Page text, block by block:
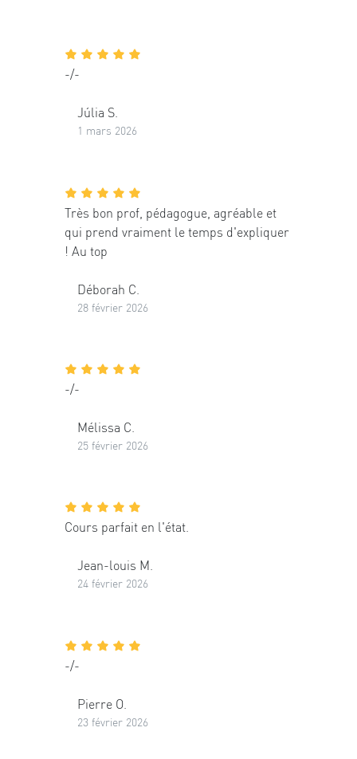
-/-
Júlia S.
1 mars 2026
Très bon prof, pédagogue, agréable et
qui prend vraiment le temps d'expliquer
! Au top
Déborah C.
28 février 2026
-/-
Mélissa C.
25 février 2026
Cours parfait en l'état.
Jean-louis M.
24 février 2026
-/-
Pierre O.
23 février 2026